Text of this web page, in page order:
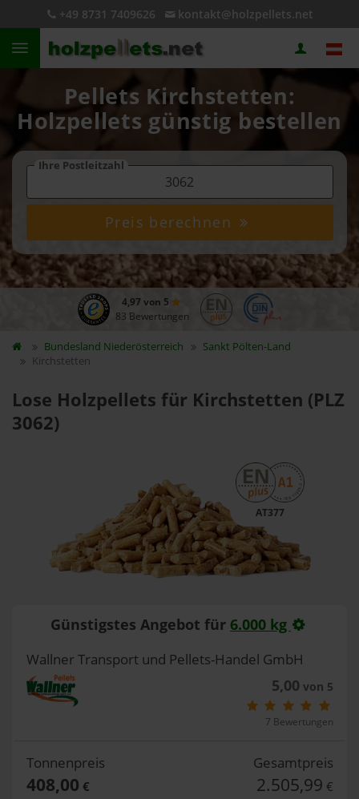
+49 8731 7409626 kontakt@holzpellets.net
Pellets Kirchstetten:
Holzpellets günstig bestellen
Ihre Postleitzahl
Preis berechnen
4,97 von 5
83 Bewertungen
Bundesland Niederösterreich
Sankt Pölten-Land
Kirchstetten
Lose Holzpellets für Kirchstetten (PLZ
3062)
AT377
Günstigstes Angebot für 6.000 kg
Wallner Transport und Pellets-Handel GmbH
5,00 von 5
7 Bewertungen
Tonnenpreis
408,00 €
Gesamtpreis
2.505,99 €